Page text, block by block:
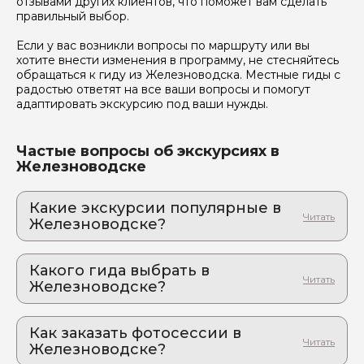
правильный выбор.
Если у вас возникли вопросы по маршруту или вы
хотите внести изменения в программу, не стесняйтесь
обращаться к гиду из Железноводска. Местные гиды с
радостью ответят на все ваши вопросы и помогут
адаптировать экскурсию под ваши нужды.
Частые вопросы об экскурсиях в
Железноводске
Какие экскурсии популярные в
Железноводске?
Тройной удар по скуке: Пятигорск, Ессентуки и
Кисловодск за день!
2. Тайная жизнь курортной аристократии:
квест по следам любовных интриг старого
Железноводска
Фото, которым позавидуют блогеры: игровая
экскурсия с фотосессией в стиле XIX века
Какого гида выбрать в
Железноводске?
2. Ирина.К 821
3. Кирилл.З 185
Как заказать фотосессии в
Железноводске?